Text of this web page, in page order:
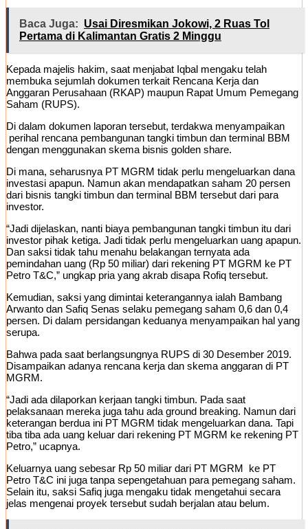
Baca Juga: Usai Diresmikan Jokowi, 2 Ruas Tol
Pertama di Kalimantan Gratis 2 Minggu
Kepada majelis hakim, saat menjabat Iqbal mengaku telah
membuka sejumlah dokumen terkait Rencana Kerja dan
Anggaran Perusahaan (RKAP) maupun Rapat Umum Pemegang
Saham (RUPS).
Di dalam dokumen laporan tersebut, terdakwa menyampaikan
perihal rencana pembangunan tangki timbun dan terminal BBM
dengan menggunakan skema bisnis golden share.
Di mana, seharusnya PT MGRM tidak perlu mengeluarkan dana
investasi apapun. Namun akan mendapatkan saham 20 persen
dari bisnis tangki timbun dan terminal BBM tersebut dari para
investor.
“Jadi dijelaskan, nanti biaya pembangunan tangki timbun itu dari
investor pihak ketiga. Jadi tidak perlu mengeluarkan uang apapun.
Dan saksi tidak tahu menahu belakangan ternyata ada
pemindahan uang (Rp 50 miliar) dari rekening PT MGRM ke PT
Petro T&C,” ungkap pria yang akrab disapa Rofiq tersebut.
Kemudian, saksi yang dimintai keterangannya ialah Bambang
Arwanto dan Safiq Senas selaku pemegang saham 0,6 dan 0,4
persen. Di dalam persidangan keduanya menyampaikan hal yang
serupa.
Bahwa pada saat berlangsungnya RUPS di 30 Desember 2019.
Disampaikan adanya rencana kerja dan skema anggaran di PT
MGRM.
“Jadi ada dilaporkan kerjaan tangki timbun. Pada saat
pelaksanaan mereka juga tahu ada ground breaking. Namun dari
keterangan berdua ini PT MGRM tidak mengeluarkan dana. Tapi
tiba tiba ada uang keluar dari rekening PT MGRM ke rekening PT
Petro,” ucapnya.
Keluarnya uang sebesar Rp 50 miliar dari PT MGRM ke PT
Petro T&C ini juga tanpa sepengetahuan para pemegang saham.
Selain itu, saksi Safiq juga mengaku tidak mengetahui secara
jelas mengenai proyek tersebut sudah berjalan atau belum.